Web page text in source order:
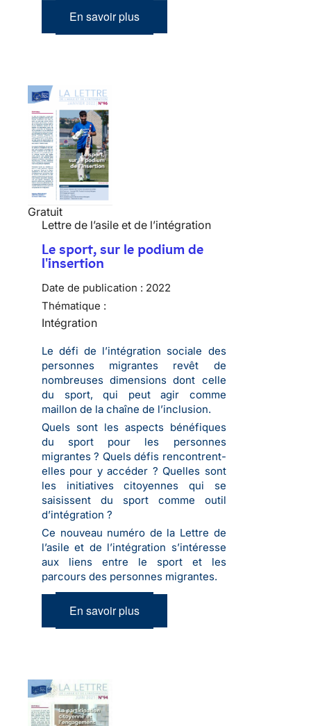
En savoir plus
Gratuit
Lettre de l’asile et de l’intégration
Le sport, sur le podium de
l'insertion
Date de publication : 2022
Thématique :
Intégration
Le défi de l’intégration sociale des
personnes migrantes revêt de
nombreuses dimensions dont celle
du sport, qui peut agir comme
maillon de la chaîne de l’inclusion.
Quels sont les aspects bénéfiques
du sport pour les personnes
migrantes ? Quels défis rencontrent-
elles pour y accéder ? Quelles sont
les initiatives citoyennes qui se
saisissent du sport comme outil
d’intégration ?
Ce nouveau numéro de la Lettre de
l’asile et de l’intégration s’intéresse
aux liens entre le sport et les
parcours des personnes migrantes.
En savoir plus